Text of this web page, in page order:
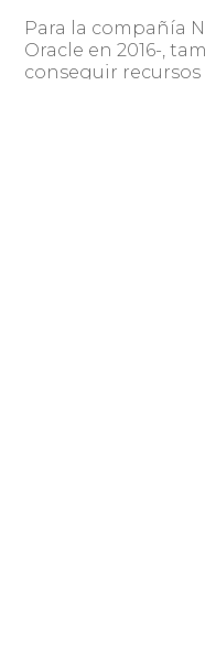
Para la compañía
Oracle en 2016-,
conseguir